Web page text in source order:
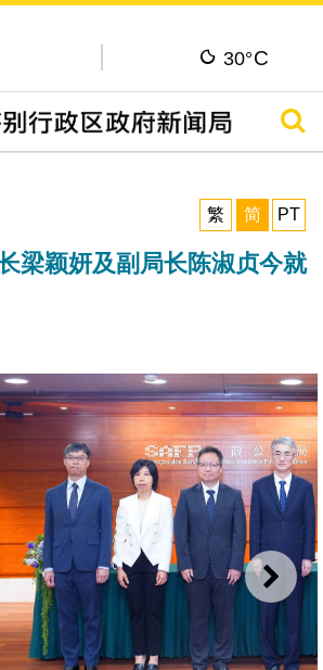
30°C
搜寻
繁
简 PT
梁颖妍及副局长陈淑贞今就
下一